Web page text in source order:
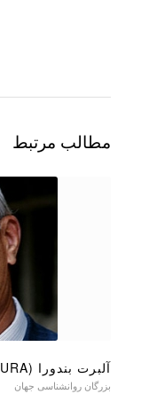
مطالب مرتبط
آلبرت بندورا (ALBERT BANDURA)
بزرگان روانشناسی جهان